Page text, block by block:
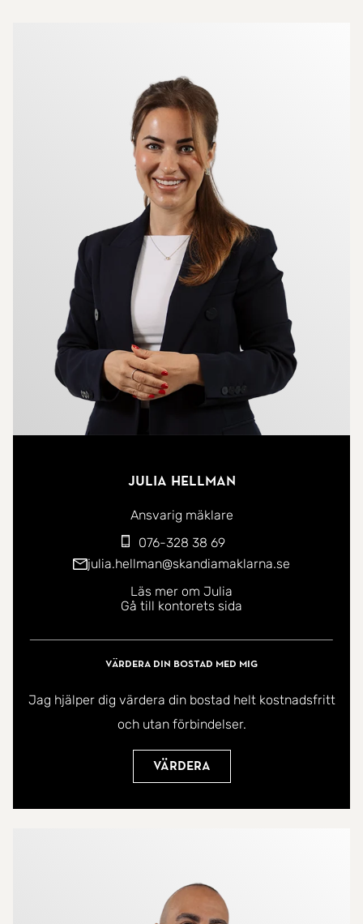
Julia Hellman
Ansvarig mäklare
076-328 38 69
julia.hellman@skandiamaklarna.se
Läs mer om Julia
Gå till kontorets sida
Värdera din bostad med mig
Jag hjälper dig värdera din bostad helt kostnadsfritt
och utan förbindelser.
Värdera